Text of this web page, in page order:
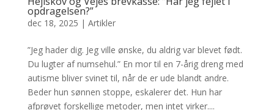
opdragelsen?”
dec 18, 2025 | Artikler
”Jeg hader dig. Jeg ville ønske, du aldrig var blevet født.
Du lugter af numsehul.” En mor til en 7-årig dreng med
autisme bliver svinet til, når de er ude blandt andre.
Beder hun sønnen stoppe, eskalerer det. Hun har
afprøvet forskellige metoder, men intet virker....